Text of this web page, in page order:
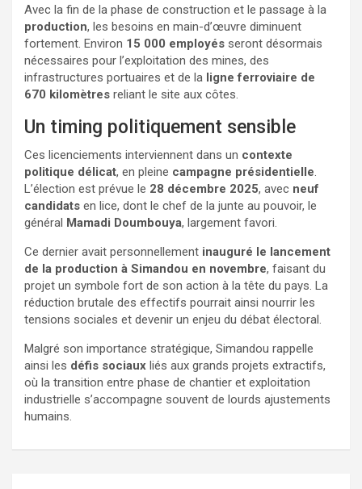
Avec la fin de la phase de construction et le passage à la
production, les besoins en main-d’œuvre diminuent
fortement. Environ 15 000 employés seront désormais
nécessaires pour l’exploitation des mines, des
infrastructures portuaires et de la ligne ferroviaire de
670 kilomètres reliant le site aux côtes.
Un timing politiquement sensible
Ces licenciements interviennent dans un contexte
politique délicat, en pleine campagne présidentielle.
L’élection est prévue le 28 décembre 2025, avec neuf
candidats en lice, dont le chef de la junte au pouvoir, le
général Mamadi Doumbouya, largement favori.
Ce dernier avait personnellement inauguré le lancement
de la production à Simandou en novembre, faisant du
projet un symbole fort de son action à la tête du pays. La
réduction brutale des effectifs pourrait ainsi nourrir les
tensions sociales et devenir un enjeu du débat électoral.
Malgré son importance stratégique, Simandou rappelle
ainsi les défis sociaux liés aux grands projets extractifs,
où la transition entre phase de chantier et exploitation
industrielle s’accompagne souvent de lourds ajustements
humains.